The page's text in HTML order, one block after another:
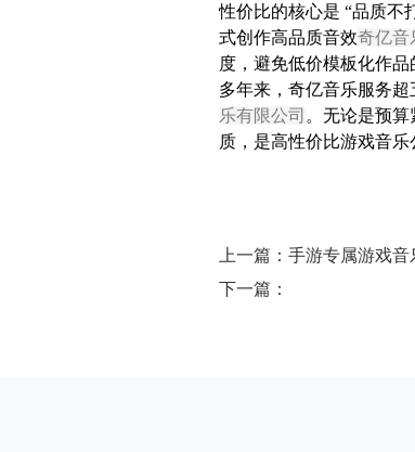
性价比的核心是 “品质不
式创作高品质音效奇亿音
度，避免低价模板化作品
多年来，奇亿音乐服务
乐有限公司 。无论是预
质，是高性价比游戏音乐
上一篇：手游专属游戏
下一篇：